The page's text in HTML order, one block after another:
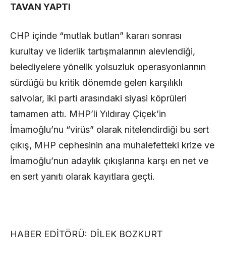
TAVAN YAPTI
​CHP içinde “mutlak butlan” kararı sonrası
kurultay ve liderlik tartışmalarının alevlendiği,
belediyelere yönelik yolsuzluk operasyonlarının
sürdüğü bu kritik dönemde gelen karşılıklı
salvolar, iki parti arasındaki siyasi köprüleri
tamamen attı. MHP’li Yıldıray Çiçek’in
İmamoğlu’nu “virüs” olarak nitelendirdiği bu sert
çıkış, MHP cephesinin ana muhalefetteki krize ve
İmamoğlu’nun adaylık çıkışlarına karşı en net ve
en sert yanıtı olarak kayıtlara geçti.
HABER EDİTÖRÜ: DİLEK BOZKURT